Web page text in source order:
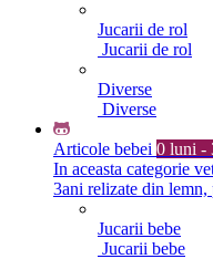
Jucarii de rol
Jucarii de rol
Diverse
Diverse
Articole bebei 0 luni -
In aceasta categorie
3ani relizate din lemn,
Jucarii bebe
Jucarii bebe